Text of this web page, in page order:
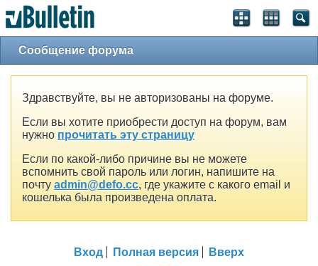
Сообщение форума
Здравствуйте, вы не авторизованы на форуме.
Если вы хотите приобрести доступ на форум, вам
нужно прочитать эту страницу
Если по какой-либо причине вы не можете
вспомнить свой пароль или логин, напишите на
почту admin@defo.cc, где укажите с какого email и
кошелька была произведена оплата.
Вход Полная версия Вверх